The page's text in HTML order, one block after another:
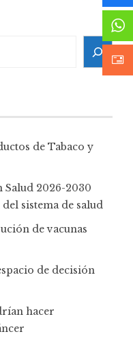
de Tabaco y
Salud 2026-2030
sistema de salud
de vacunas
de decisión
hacer